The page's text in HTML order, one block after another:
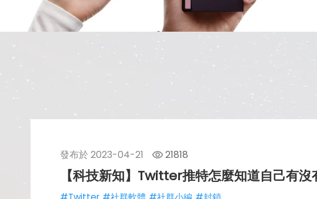
發布於 2023-04-21 21818
【科技新知】Twitter推特怎麼知道自己有沒